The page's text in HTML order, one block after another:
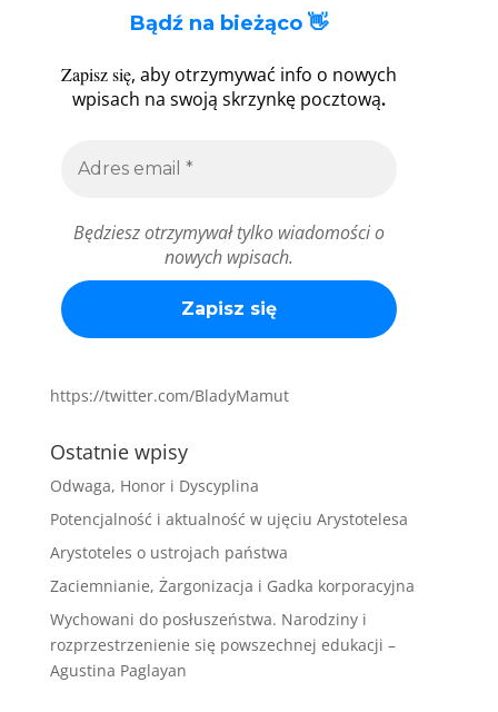
Bądź na bieżąco 👋
Zapisz się, aby otrzymywać info o nowych
wpisach na swoją skrzynkę pocztową.
Będziesz otrzymywał tylko wiadomości o
nowych wpisach.
https://twitter.com/BladyMamut
Ostatnie wpisy
Odwaga, Honor i Dyscyplina
Potencjalność i aktualność w ujęciu Arystotelesa
Arystoteles o ustrojach państwa
Zaciemnianie, Żargonizacja i Gadka korporacyjna
Wychowani do posłuszeństwa. Narodziny i
rozprzestrzenienie się powszechnej edukacji –
Agustina Paglayan